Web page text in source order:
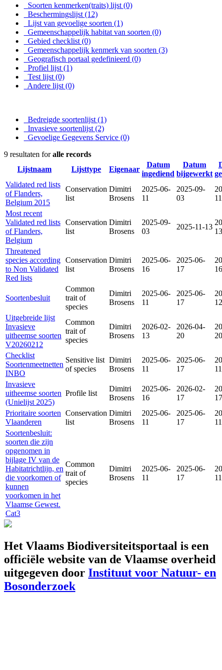
Soorten kenmerken(traits) lijst (0)
Beschermingslijst (12)
Lijst van gevoelige soorten (1)
Gemeenschappelijk habitat van soorten (0)
Gebied checklist (0)
Gemeenschappelijk kenmerk van soorten (3)
Geografisch portaal gedefinieerd (0)
Profiel lijst (1)
Test lijst (0)
Andere lijst (0)
Bedreigde soortenlijst (1)
Invasieve soortenlijst (2)
Gevoelige Gegevens Service (0)
9 resultaten foralle records
Lijstnaam
Lijsttype Eigenaar
Datum
ingediend
Datum
bijgewerkt
Validated red lists
of Flanders,
Belgium 2015
Conservation
list
Dimitri
Brosens
2025-06-
11
2025-09-
03
11
Most recent
Validated red lists
of Flanders,
Belgium
Conservation
list
Dimitri
Brosens
2025-09-
03
2025-11-13
13
Threatened
species according
to Non Validated
Red lists
Conservation
list
Dimitri
Brosens
2025-06-
16
2025-06-
17
16
Soortenbesluit
Common
trait of
species
Dimitri
Brosens
2025-06-
11
2025-06-
17
12
Uitgebreide lijst
Invasieve
uitheemse soorten
V20260212
Common
trait of
species
Dimitri
Brosens
2026-02-
13
2026-04-
20
20
Checklist
Soortenmeetnetten
INBO
Sensitive list
of species
Dimitri
Brosens
2025-06-
11
2025-06-
17
11
Invasieve
uitheemse soorten
(Unielijst 2025)
Profile list
Dimitri
Brosens
2025-06-
16
2026-02-
17
17
Prioritaire soorten
Vlaanderen
Conservation
list
Dimitri
Brosens
2025-06-
11
2025-06-
17
11
Soortenbesluit:
soorten die zijn
opgenomen in
bijlage IV van de
Habitatrichtlijn, en
die voorkomen of
kunnen
voorkomen in het
Vlaamse Gewest.
Cat3
Common
trait of
species
Dimitri
Brosens
2025-06-
11
2025-06-
17
11
Het Vlaams Biodiversiteitsportaal is een
officiële website van de Vlaamse overheid
uitgegeven door Instituut voor Natuur- en
Bosonderzoek